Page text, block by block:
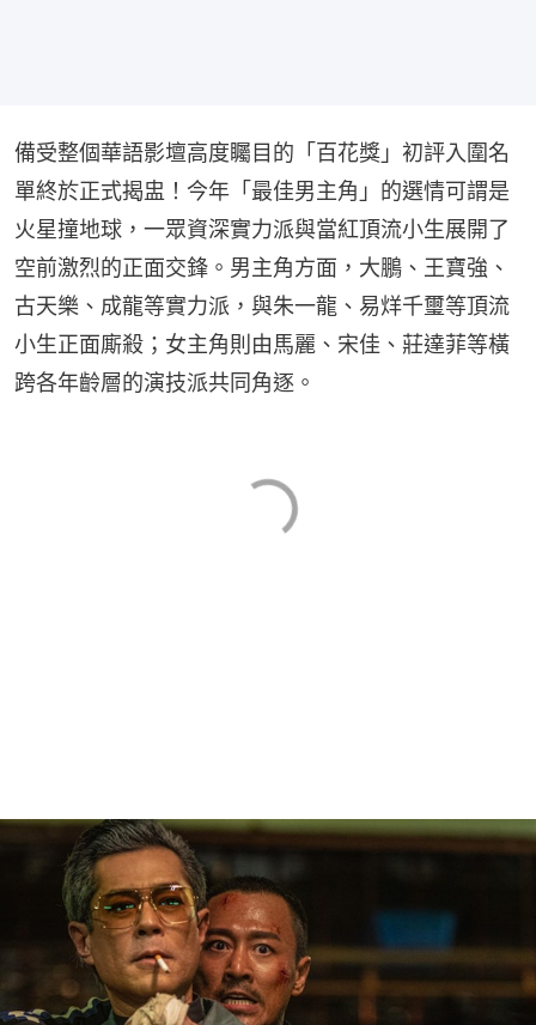
備受整個華語影壇高度矚目的「百花獎」初評入圍名
單終於正式揭盅！今年「最佳男主角」的選情可謂是
火星撞地球，一眾資深實力派與當紅頂流小生展開了
空前激烈的正面交鋒。男主角方面，大鵬、王寶強、
古天樂、成龍等實力派，與朱一龍、易烊千璽等頂流
小生正面廝殺；女主角則由馬麗、宋佳、莊達菲等橫
跨各年齡層的演技派共同角逐。